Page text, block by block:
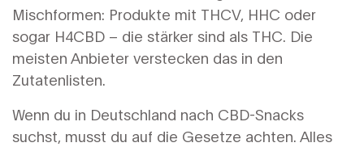
Mischformen: Produkte mit THCV, HHC oder
sogar H4CBD – die stärker sind als THC. Die
meisten Anbieter verstecken das in den
Zutatenlisten.
Wenn du in Deutschland nach CBD-Snacks
suchst, musst du auf die Gesetze achten. Alles